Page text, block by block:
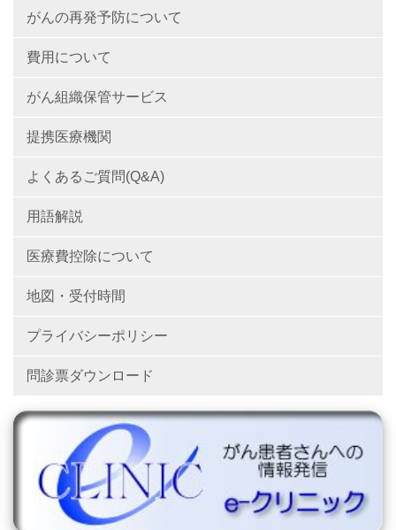
がんの再発予防について
費用について
がん組織保管サービス
提携医療機関
よくあるご質問(Q&A)
用語解説
医療費控除について
地図・受付時間
プライバシーポリシー
問診票ダウンロード